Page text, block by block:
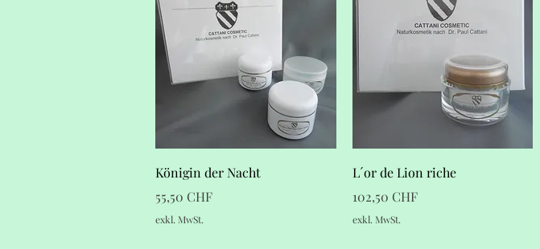
Schnellansicht
Königin der Nacht
Preis
55,50 CHF
exkl. MwSt.
Schnellansicht
L´or de Lion riche
Preis
102,50 CHF
exkl. MwSt.